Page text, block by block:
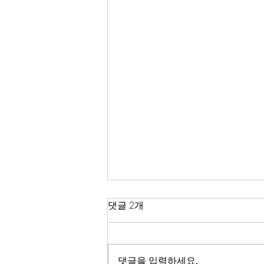
한국 경제
2026년이 밝았다. KOSPI는 4,400
댓글 2개
댓글을 입력하세요.